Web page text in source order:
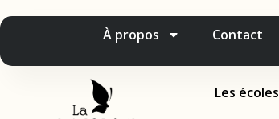
À propos Contact
Les écoles